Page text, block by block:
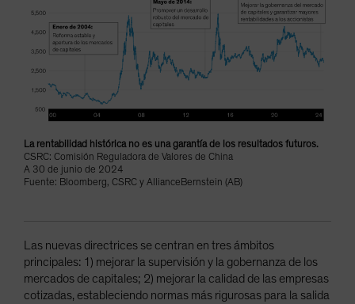
La rentabilidad histórica no es una garantía de los resultados futuros.
CSRC: Comisión Reguladora de Valores de China
A 30 de junio de 2024
Fuente: Bloomberg, CSRC y AllianceBernstein (AB)
Las nuevas directrices se centran en tres ámbitos
principales: 1) mejorar la supervisión y la gobernanza de los
mercados de capitales; 2) mejorar la calidad de las empresas
cotizadas, estableciendo normas más rigurosas para la salida